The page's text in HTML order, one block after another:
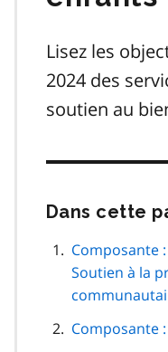
Lisez les
2024 des
soutien au
Dans cette
Composante
Soutien à la
Composante